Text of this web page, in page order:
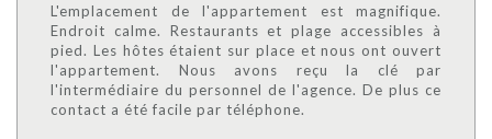
L'emplacement de l'appartement est magnifique.
Endroit calme. Restaurants et plage accessibles à
pied. Les hôtes étaient sur place et nous ont ouvert
l'appartement. Nous avons reçu la clé par
l'intermédiaire du personnel de l'agence. De plus ce
contact a été facile par téléphone.